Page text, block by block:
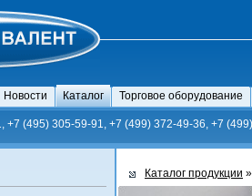
Новости Каталог Торговое оборудование
+7 (495) 305-59-91, +7 (499) 372-49-36, +7
Каталог продукции